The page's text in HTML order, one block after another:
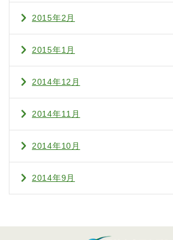
2015年2月
2015年1月
2014年12月
2014年11月
2014年10月
2014年9月